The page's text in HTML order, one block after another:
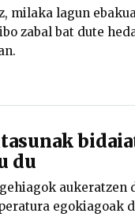
milaka lagun
zabal bat dute
du
egokiagoak